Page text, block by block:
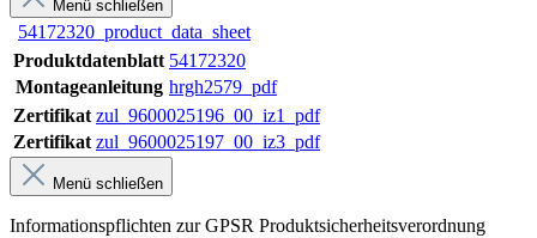
Menü schließen
54172320_product_data_sheet
Produktdatenblatt 54172320
Montageanleitung hrgh2579_pdf
Zertifikat zul_9600025196_00_iz1_pdf
Zertifikat zul_9600025197_00_iz3_pdf
Menü schließen
Informationspflichten zur GPSR Produktsicherheitsverordnung